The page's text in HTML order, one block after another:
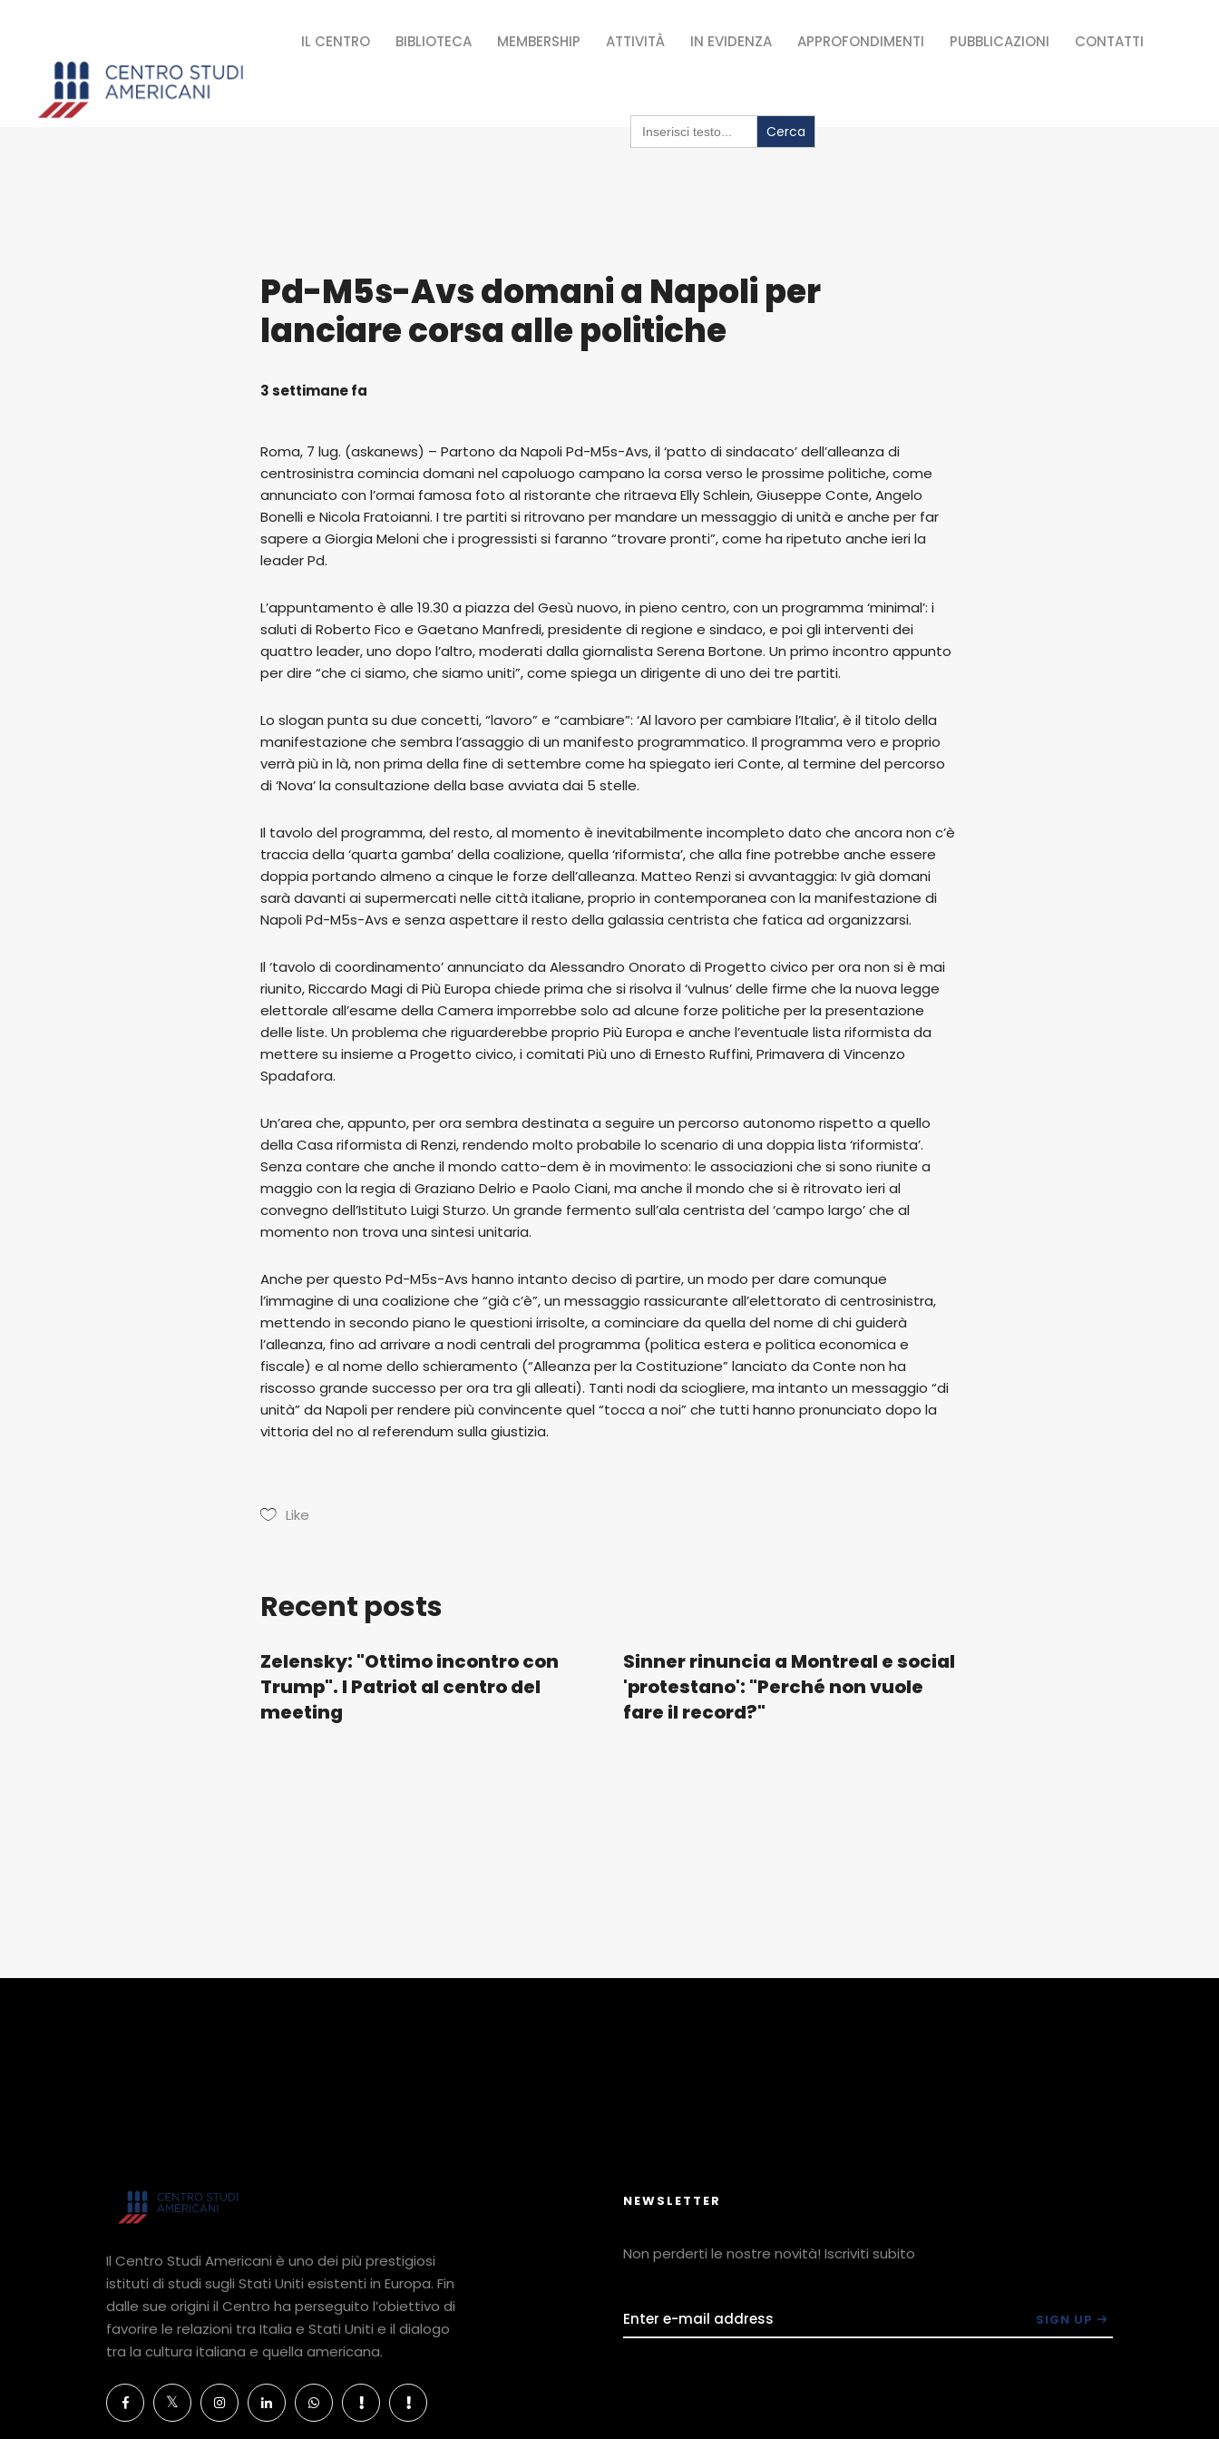
IL CENTRO BIBLIOTECA MEMBERSHIP ATTIVITÀ IN EVIDENZA APPROFONDIMENTI PUBBLICAZIONI CONTATTI
Search
for:
Pd-M5s-Avs domani a Napoli per
lanciare corsa alle politiche
3 settimane fa
Roma, 7 lug. (askanews) – Partono da Napoli Pd-M5s-Avs, il ‘patto di sindacato’ dell’alleanza di
centrosinistra comincia domani nel capoluogo campano la corsa verso le prossime politiche, come
annunciato con l’ormai famosa foto al ristorante che ritraeva Elly Schlein, Giuseppe Conte, Angelo
Bonelli e Nicola Fratoianni. I tre partiti si ritrovano per mandare un messaggio di unità e anche per far
sapere a Giorgia Meloni che i progressisti si faranno “trovare pronti”, come ha ripetuto anche ieri la
leader Pd.
L’appuntamento è alle 19.30 a piazza del Gesù nuovo, in pieno centro, con un programma ‘minimal’: i
saluti di Roberto Fico e Gaetano Manfredi, presidente di regione e sindaco, e poi gli interventi dei
quattro leader, uno dopo l’altro, moderati dalla giornalista Serena Bortone. Un primo incontro appunto
per dire “che ci siamo, che siamo uniti”, come spiega un dirigente di uno dei tre partiti.
Lo slogan punta su due concetti, “lavoro” e “cambiare”: ‘Al lavoro per cambiare l’Italia’, è il titolo della
manifestazione che sembra l’assaggio di un manifesto programmatico. Il programma vero e proprio
verrà più in là, non prima della fine di settembre come ha spiegato ieri Conte, al termine del percorso
di ‘Nova’ la consultazione della base avviata dai 5 stelle.
Il tavolo del programma, del resto, al momento è inevitabilmente incompleto dato che ancora non c’è
traccia della ‘quarta gamba’ della coalizione, quella ‘riformista’, che alla fine potrebbe anche essere
doppia portando almeno a cinque le forze dell’alleanza. Matteo Renzi si avvantaggia: Iv già domani
sarà davanti ai supermercati nelle città italiane, proprio in contemporanea con la manifestazione di
Napoli Pd-M5s-Avs e senza aspettare il resto della galassia centrista che fatica ad organizzarsi.
Il ‘tavolo di coordinamento’ annunciato da Alessandro Onorato di Progetto civico per ora non si è mai
riunito, Riccardo Magi di Più Europa chiede prima che si risolva il ‘vulnus’ delle firme che la nuova legge
elettorale all’esame della Camera imporrebbe solo ad alcune forze politiche per la presentazione
delle liste. Un problema che riguarderebbe proprio Più Europa e anche l’eventuale lista riformista da
mettere su insieme a Progetto civico, i comitati Più uno di Ernesto Ruffini, Primavera di Vincenzo
Spadafora.
Un’area che, appunto, per ora sembra destinata a seguire un percorso autonomo rispetto a quello
della Casa riformista di Renzi, rendendo molto probabile lo scenario di una doppia lista ‘riformista’.
Senza contare che anche il mondo catto-dem è in movimento: le associazioni che si sono riunite a
maggio con la regia di Graziano Delrio e Paolo Ciani, ma anche il mondo che si è ritrovato ieri al
convegno dell’Istituto Luigi Sturzo. Un grande fermento sull’ala centrista del ‘campo largo’ che al
momento non trova una sintesi unitaria.
Anche per questo Pd-M5s-Avs hanno intanto deciso di partire, un modo per dare comunque
l’immagine di una coalizione che “già c’è”, un messaggio rassicurante all’elettorato di centrosinistra,
mettendo in secondo piano le questioni irrisolte, a cominciare da quella del nome di chi guiderà
l’alleanza, fino ad arrivare a nodi centrali del programma (politica estera e politica economica e
fiscale) e al nome dello schieramento (“Alleanza per la Costituzione” lanciato da Conte non ha
riscosso grande successo per ora tra gli alleati). Tanti nodi da sciogliere, ma intanto un messaggio “di
unità” da Napoli per rendere più convincente quel “tocca a noi” che tutti hanno pronunciato dopo la
vittoria del no al referendum sulla giustizia.
Like
Recent posts
Zelensky: "Ottimo incontro con
Trump". I Patriot al centro del
meeting
Sinner rinuncia a Montreal e social
'protestano': "Perché non vuole
fare il record?"
Il Centro Studi Americani è uno dei più prestigiosi
istituti di studi sugli Stati Uniti esistenti in Europa. Fin
dalle sue origini il Centro ha perseguito l’obiettivo di
favorire le relazioni tra Italia e Stati Uniti e il dialogo
tra la cultura italiana e quella americana.
NEWSLETTER
Non perderti le nostre novità! Iscriviti subito